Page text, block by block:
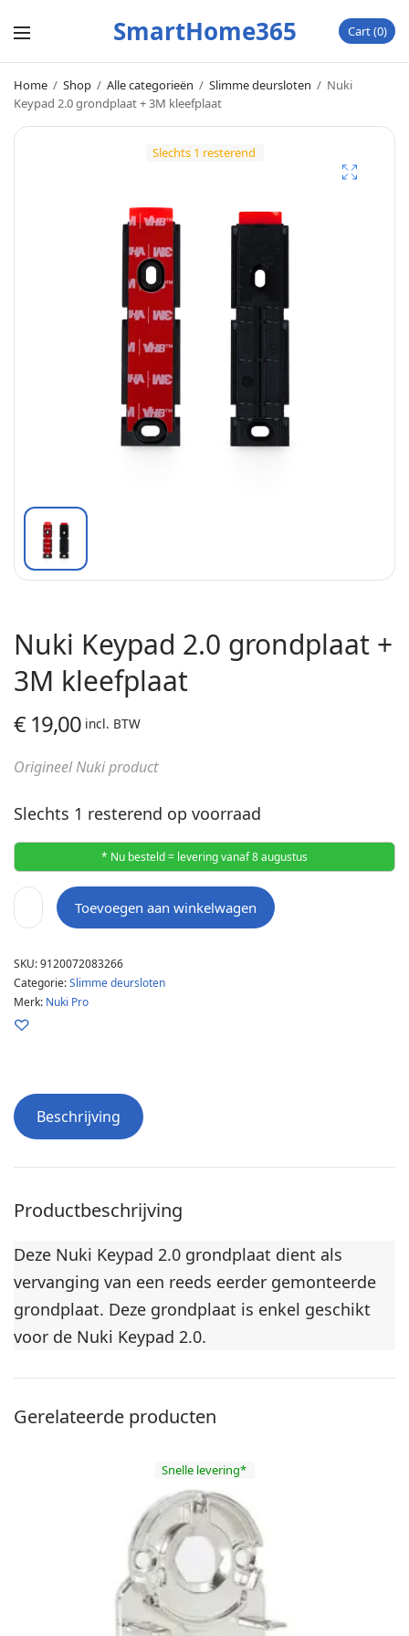
SmartHome365 Cart 0
Home / Shop / Alle categorieën / Slimme deursloten / Nuki
Keypad 2.0 grondplaat + 3M kleefplaat
Slechts 1 resterend
Nuki Keypad 2.0 grondplaat +
3M kleefplaat
€19,00 incl. BTW
Origineel Nuki product
Slechts 1 resterend op voorraad
* Nu besteld = levering vanaf 8 augustus
Toevoegen aan winkelwagen
SKU:9120072083266
Categorie:Slimme deursloten
Merk: Nuki Pro
Beschrijving
Productbeschrijving
Deze Nuki Keypad 2.0 grondplaat dient als
vervanging van een reeds eerder gemonteerde
grondplaat. Deze grondplaat is enkel geschikt
voor de Nuki Keypad 2.0.
Gerelateerde producten
Snelle levering*